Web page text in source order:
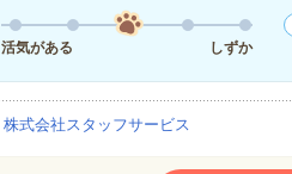
活気がある
しずか
株式会社スタッフサービス